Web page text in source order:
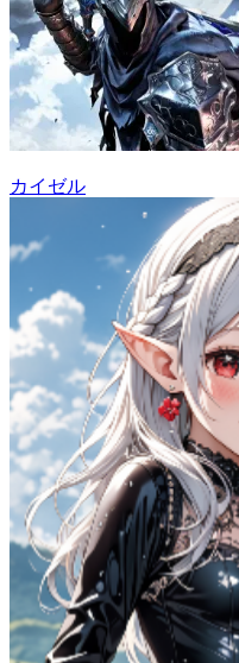
カイゼル
30